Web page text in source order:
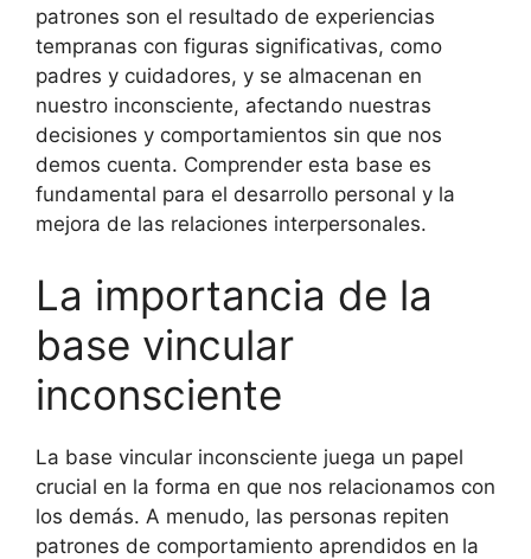
patrones son el resultado de experiencias
tempranas con figuras significativas, como
padres y cuidadores, y se almacenan en
nuestro inconsciente, afectando nuestras
decisiones y comportamientos sin que nos
demos cuenta. Comprender esta base es
fundamental para el desarrollo personal y la
mejora de las relaciones interpersonales.
La importancia de la
base vincular
inconsciente
La base vincular inconsciente juega un papel
crucial en la forma en que nos relacionamos con
los demás. A menudo, las personas repiten
patrones de comportamiento aprendidos en la